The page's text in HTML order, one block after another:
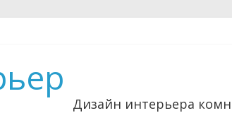
Дизайн интерьера